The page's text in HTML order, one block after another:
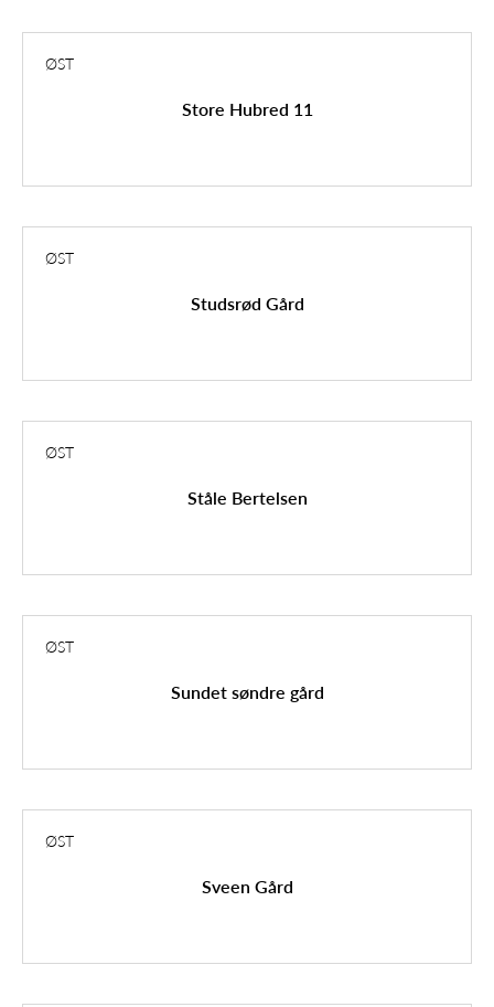
ØST
Store Hubred 11
ØST
Studsrød Gård
ØST
Ståle Bertelsen
ØST
Sundet søndre gård
ØST
Sveen Gård